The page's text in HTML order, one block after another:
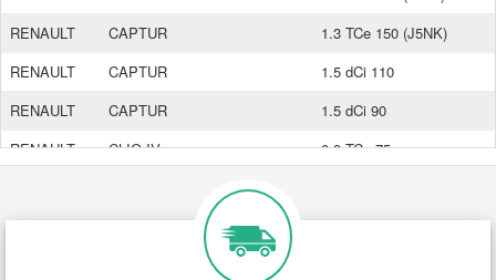
RENAULT
CAPTUR
1.3 TCe 150 (J5NK)
RENAULT
CAPTUR
1.5 dCi 110
RENAULT
CAPTUR
1.5 dCi 90
RENAULT
CLIO IV
0.9 TCe 75
RENAULT
CLIO IV
1.2 16V
Vauxhall Ersatzteile